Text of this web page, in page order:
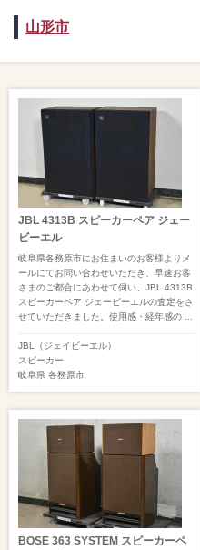
山形市
JBL 4313B スピーカーペア ジェー
ビーエル
岐阜県各務原市にお住まいのお客様よりメ
ールにてお問い合わせいただき、早速お客
さまのご都合にあわせて伺い、JBL 4313B
スピーカーペア ジェービーエルの査定をさ
せていただきました。使用感・経年感の ...
JBL（ジェイビーエル）
スピーカー
岐阜県 各務原市
BOSE 363 SYSTEM スピーカーペ